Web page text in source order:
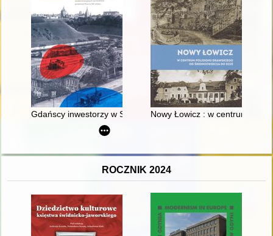
Gdańscy inwestorzy w Sopocie : prestiż finansowy i
Nowy Łowicz : w centrum
ROCZNIK 2024